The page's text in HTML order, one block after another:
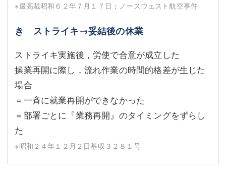
※最高裁昭和６２年７月１７日；ノースウェスト航空事件
き ストライキ→妥結後の休業
ストライキ実施後，労使で合意が成立した
操業再開に際し，流れ作業の時間的格差が生じた
場合
＝一斉に就業再開ができなかった
＝部署ごとに『業務再開』のタイミングをずらし
た
※昭和２４年１２月２日基収３２８１号